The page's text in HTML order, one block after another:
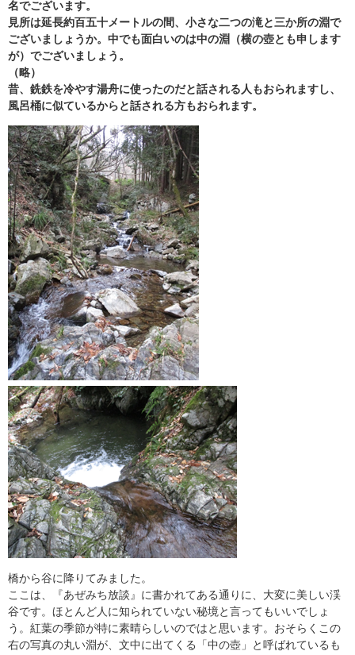
名でございます。
見所は延長約百五十メートルの間、小さな二つの滝と三か所の淵で
ございましょうか。中でも面白いのは中の淵（横の壺とも申します
が）でございましょう。
（略）
昔、銑鉄を冷やす湯舟に使ったのだと話される人もおられますし、
風呂桶に似ているからと話される方もおられます。
橋から谷に降りてみました。
ここは、『あぜみち放談』に書かれてある通りに、大変に美しい渓
谷です。ほとんど人に知られていない秘境と言ってもいいでしょ
う。紅葉の季節が特に素晴らしいのではと思います。おそらくこの
右の写真の丸い淵が、文中に出てくる「中の壺」と呼ばれているも